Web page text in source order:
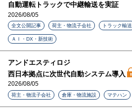
自動運転トラックで中継輸送を実証
2026/08/05
全文公開記事 荷主・物流子会社 トラック輸送
ＡＩ・DX・新技術
アンドエスティロジ
西日本拠点に次世代自動システム導入
2026/08/05
荷主・物流子会社 倉庫・物流施設 マテハン